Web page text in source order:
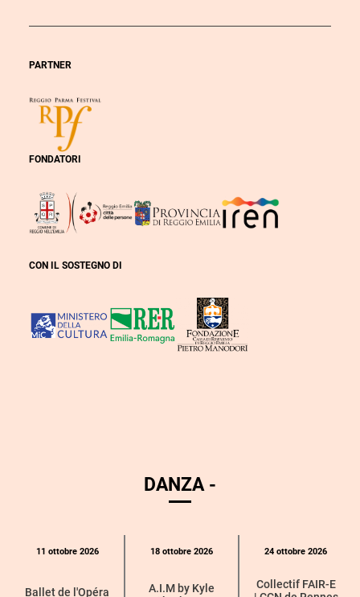
PARTNER
FONDATORI
CON IL SOSTEGNO DI
DANZA -
Calendario
per
11 ottobre 2026
Ballet de l'Opéra
18 ottobre 2026
A.I.M by Kyle
24 ottobre 2026
Collectif FAIR-E